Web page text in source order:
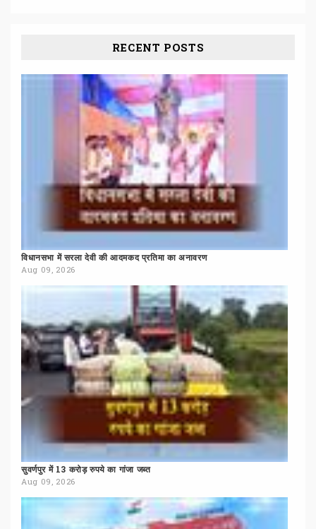
RECENT POSTS
विधानसभा में सरला देवी की आदमकद प्रतिमा का अनावरण
Aug 09, 2026
सुवर्णपुर में 13 करोड़ रुपये का गांजा जब्त
Aug 09, 2026